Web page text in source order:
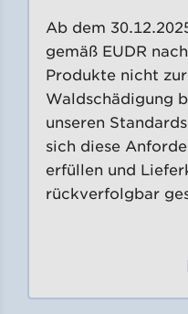
Ab dem
gemäß EUDR
Produkte nicht
Waldschädigung
unseren
sich diese
erfüllen und
rückverfolgbar